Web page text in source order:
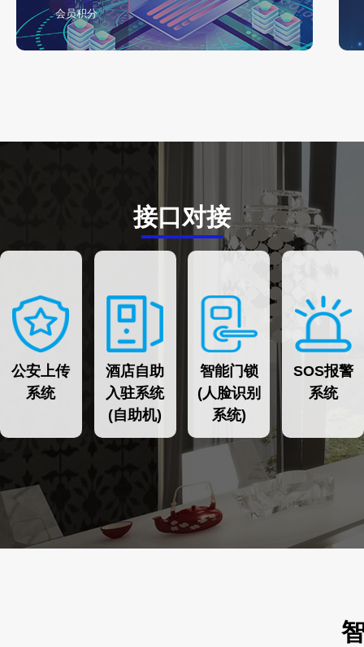
会员积分
接口对接
公安上传
系统
酒店自助
入驻系统
(自助机)
智能门锁
(人脸识别
系统)
SOS报警
系统